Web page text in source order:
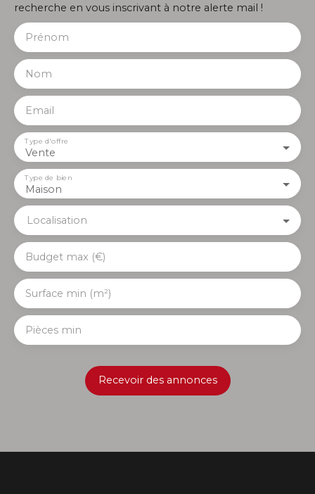
recherche en vous inscrivant à notre alerte mail !
Prénom
Nom
Email
Vente
Type d'offre
Maison
Type de bien
Localisation
Budget max (€)
Surface min (m²)
Pièces min
Recevoir des annonces